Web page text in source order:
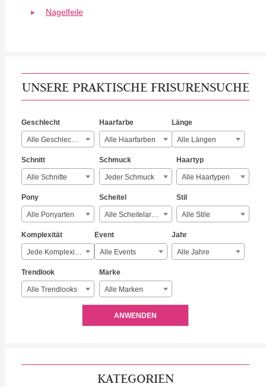
Nagelfeile
UNSERE PRAKTISCHE FRISURENSUCHE
Geschlecht
Alle Geschlechter
Haarfarbe
Alle Haarfarben
Länge
Alle Längen
Schnitt
Alle Schnitte
Schmuck
Jeder Schmuck
Haartyp
Alle Haartypen
Pony
Alle Ponyarten
Scheitel
Alle Scheitelarten
Stil
Alle Stile
Komplexität
Jede Komplexität
Event
Alle Events
Jahr
Alle Jahre
Trendlook
Alle Trendlooks
Marke
Alle Marken
ANWENDEN
KATEGORIEN